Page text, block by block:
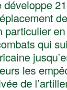
développe
particulier
qui
les
de